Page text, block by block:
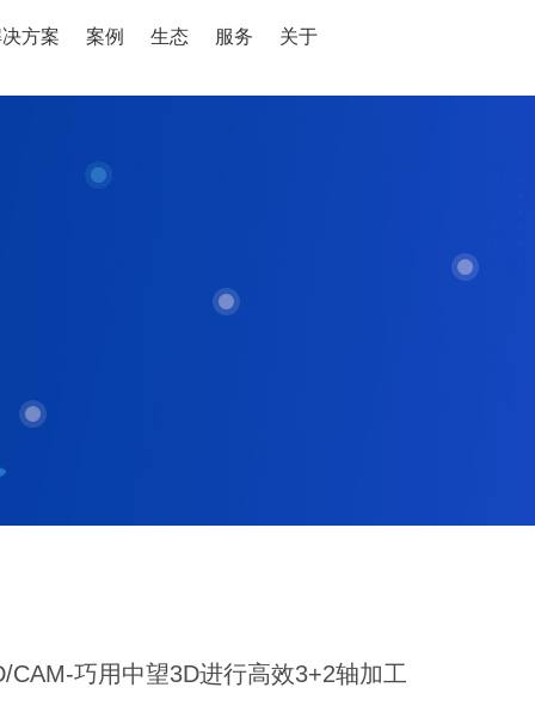
方案 案例 生态 服务 关于
CAM-巧用中望3D进行高效3+2轴加工